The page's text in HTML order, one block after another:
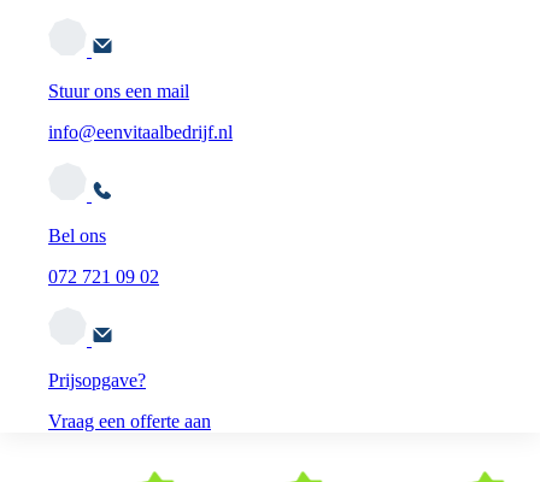
Stuur ons een mail
info@eenvitaalbedrijf.nl
Bel ons
072 721 09 02
Prijsopgave?
Vraag een offerte aan